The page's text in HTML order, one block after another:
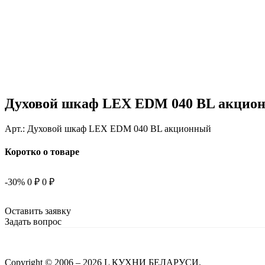
Духовой шкаф LEX EDM 040 BL
Арт.: Духовой шкаф LEX EDM 040 BL акционный
Коротко о товаре
-30% 0 ₽ 0 ₽
Оставить заявку
Задать вопрос
Copyright © 2006 – 2026 L КУХНИ БЕЛАРУСИ.